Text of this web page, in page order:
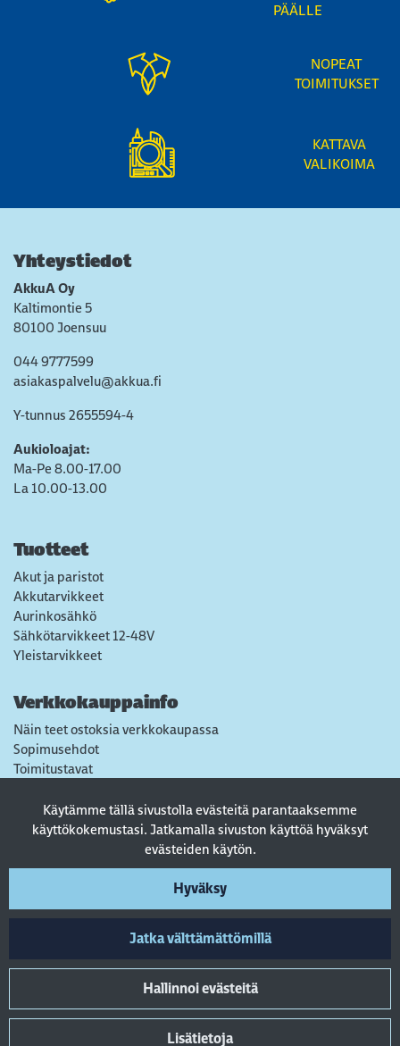
Käytämme tällä sivustolla evästeitä parantaaksemme
käyttökokemustasi. Jatkamalla sivuston käyttöä hyväksyt
evästeiden käytön.
Hyväksy
Jatka välttämättömillä
Hallinnoi evästeitä
Lisätietoja
PÄÄLLE
NOPEAT
TOIMITUKSET
KATTAVA
VALIKOIMA
Yhteystiedot
AkkuA Oy
Kaltimontie 5
80100 Joensuu
044 9777599
asiakaspalvelu@akkua.fi
Y-tunnus 2655594-4
Aukioloajat:
Ma-Pe 8.00-17.00
La 10.00-13.00
Tuotteet
Akut ja paristot
Akkutarvikkeet
Aurinkosähkö
Sähkötarvikkeet 12-48V
Yleistarvikkeet
Verkkokauppainfo
Näin teet ostoksia verkkokaupassa
Sopimusehdot
Toimitustavat
Tietosuojaseloste
Usein kysytyt kysymykset
Seuraa sosiaalisessa mediassa